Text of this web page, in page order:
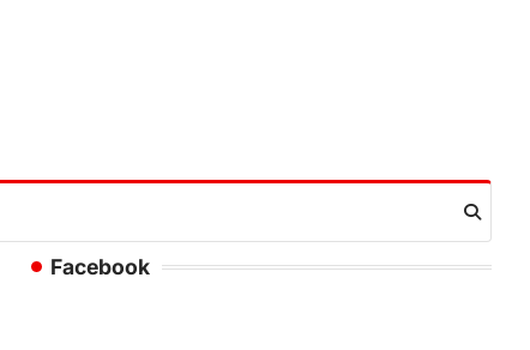
Facebook